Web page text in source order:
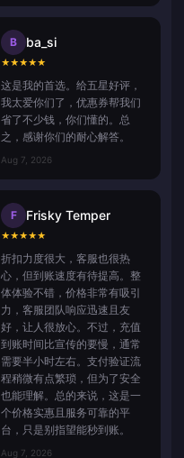
B ba_si
★★★★★
这是我的首选。给五星好评，
我太爱你们了，优惠券帮我们
省了不少钱，你们懂的。总
之，感谢你们的耐心解答。
Aug 7, 2026
F Frisky Temper
★★★★★
折扣力度很大，客服也很热
心，但到账速度有待提高。整
体体验不错，价格非常有吸引
力，客服团队响应迅速且友
好，让人很放心。不过，充值
到账时间比宣传的要慢，通常
需要半小时左右。支付验证流
程稍微有点繁琐，但为了安全
也能理解。总的来说，这是一
个价格实惠且服务可靠的平
台，只是别指望能秒到账。
Aug 7, 2026